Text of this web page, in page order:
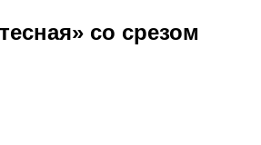
со срезом